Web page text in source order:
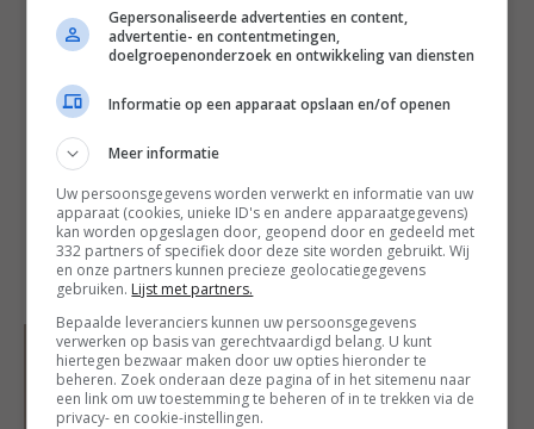
Heb je een grote ruimte te overbruggen? Je kunt
zo veel schuifdeuren combineren als nodig is.
Wanneer je meer dan twee panelen laat plaatsen,
is ondergeleiding nodig. Ideaal voor een grote
slaapkamer of overkapping. Stalen schuifdeuren
zijn leverbaar in elke gewenste kleur door gebruik
van een poedercoating.
Gepersonaliseerde advertenties en content,
advertentie- en contentmetingen,
doelgroepenonderzoek en ontwikkeling van diensten
Informatie op een apparaat opslaan en/of openen
Meer informatie
Uw persoonsgegevens worden verwerkt en informatie van uw
apparaat (cookies, unieke ID's en andere apparaatgegevens)
kan worden opgeslagen door, geopend door en gedeeld met
332 partners of specifiek door deze site worden gebruikt. Wij
en onze partners kunnen precieze geolocatiegegevens
gebruiken. Lijst met partners.
Bepaalde leveranciers kunnen uw persoonsgegevens
verwerken op basis van gerechtvaardigd belang. U kunt
hiertegen bezwaar maken door uw opties hieronder te
beheren. Zoek onderaan deze pagina of in het sitemenu naar
een link om uw toestemming te beheren of in te trekken via de
privacy- en cookie-instellingen.